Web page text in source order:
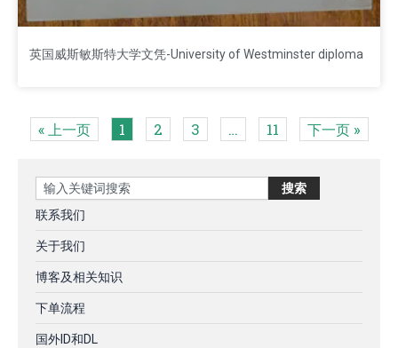
英国威斯敏斯特大学文凭-University of Westminster diploma
« 上一页 1 2 3 … 11 下一页 »
Search 搜索
联系我们
关于我们
博客及相关知识
下单流程
国外ID和DL